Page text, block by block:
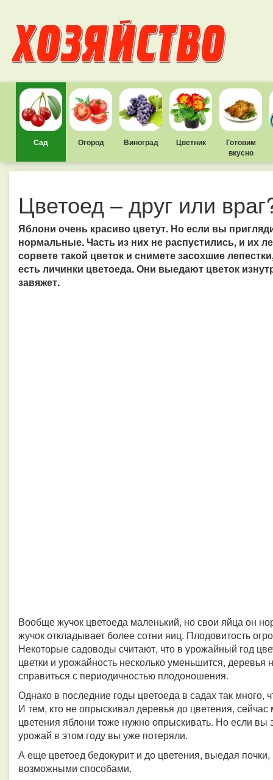
Сад Огород Виноград Цветник
Готовим
вкусно
Цветоед – друг или
Яблони очень красиво цветут. Но если вы
нормальные. Часть из них не распустились, и их
сорвете такой цветок и снимете засохшие
есть личинки цветоеда. Они выедают цветок
завяжет.
Вообще жучок цветоеда маленький, но свои яйца он
жучок откладывает более сотни яиц. Плодовитость
Некоторые садоводы считают, что в урожайный год
цветки и урожайность несколько уменьшится, деревья
справиться с периодичностью плодоношения.
Однако в последние годы цветоеда в садах так много,
И тем, кто не опрыскивал деревья до цветения,
цветения яблони тоже нужно опрыскивать. Но если вы
урожай в этом году вы уже потеряли.
А еще цветоед бедокурит и до цветения, выедая
возможными способами.